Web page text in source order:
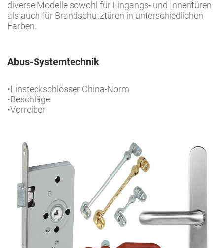
diverse Modelle sowohl für Eingangs- und Innentüren
als auch für Brandschutztüren in unterschiedlichen
Farben.
Abus-Systemtechnik
•Einsteckschlösser China-Norm
•Beschläge
•Vorreiber